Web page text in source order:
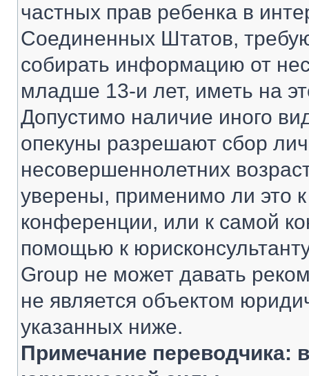
частных прав ребенка в
Соединенных Штатов,
собирать информацию от
младше 13-и лет, иметь на
Допустимо наличие иного
опекуны разрешают сбор
несовершеннолетних
уверены, применимо ли это
конференции, или к самой
помощью к
Group не может давать
не является объектом
указанных ниже.
Примечание переводчика: